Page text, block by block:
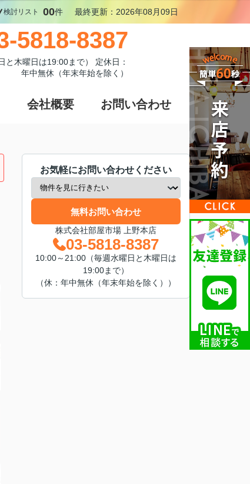
検討リスト 00件 最終更新：2026年08月09日
5818-8387
木曜日は19:00まで） 定休日：
年中無休（年末年始を除く）
会社概要 お問い合わせ
お気軽にお問い合わせください
無料お問い合わせ
株式会社部屋市場 上野本店
03-5818-8387
10:00～21:00（毎週水曜日と木曜日は
19:00まで）
（休：年中無休（年末年始を除く））